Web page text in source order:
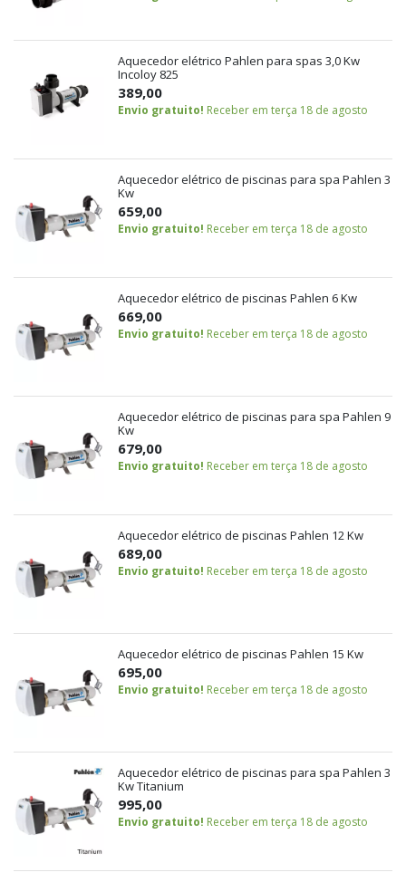
Aquecedor elétrico Pahlen para spas 3,0 Kw
Incoloy 825
389,00
Envio gratuito! Receber em terça 18 de agosto
Aquecedor elétrico de piscinas para spa Pahlen 3
Kw
659,00
Envio gratuito! Receber em terça 18 de agosto
Aquecedor elétrico de piscinas Pahlen 6 Kw
669,00
Envio gratuito! Receber em terça 18 de agosto
Aquecedor elétrico de piscinas para spa Pahlen 9
Kw
679,00
Envio gratuito! Receber em terça 18 de agosto
Aquecedor elétrico de piscinas Pahlen 12 Kw
689,00
Envio gratuito! Receber em terça 18 de agosto
Aquecedor elétrico de piscinas Pahlen 15 Kw
695,00
Envio gratuito! Receber em terça 18 de agosto
Aquecedor elétrico de piscinas para spa Pahlen 3
Kw Titanium
995,00
Envio gratuito! Receber em terça 18 de agosto